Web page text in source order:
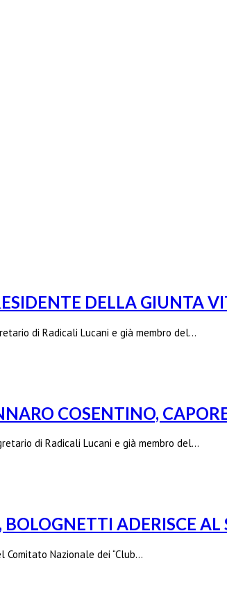
DELLA GIUNTA
di Radicali Lucani e già membro del…
COSENTINO,
di Radicali Lucani e già membro del…
ADERISCE
Comitato Nazionale dei “Club…